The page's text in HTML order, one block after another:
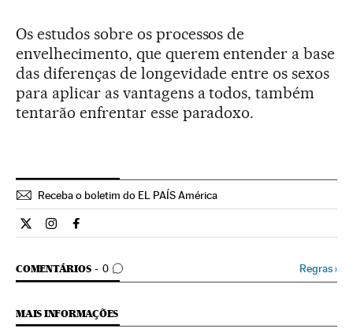
Os estudos sobre os processos de
envelhecimento, que querem entender a base
das diferenças de longevidade entre os sexos
para aplicar as vantagens a todos, também
tentarão enfrentar esse paradoxo.
Receba o boletim do EL PAÍS América
Ciencia El País Brasil en Twitter
Ciencia El País Brasil en Instagram
Ciencia El País Brasil en Facebook
COMENTÁRIOS 0
COMENTÁRIOS Regras›
MAIS INFORMAÇÕES